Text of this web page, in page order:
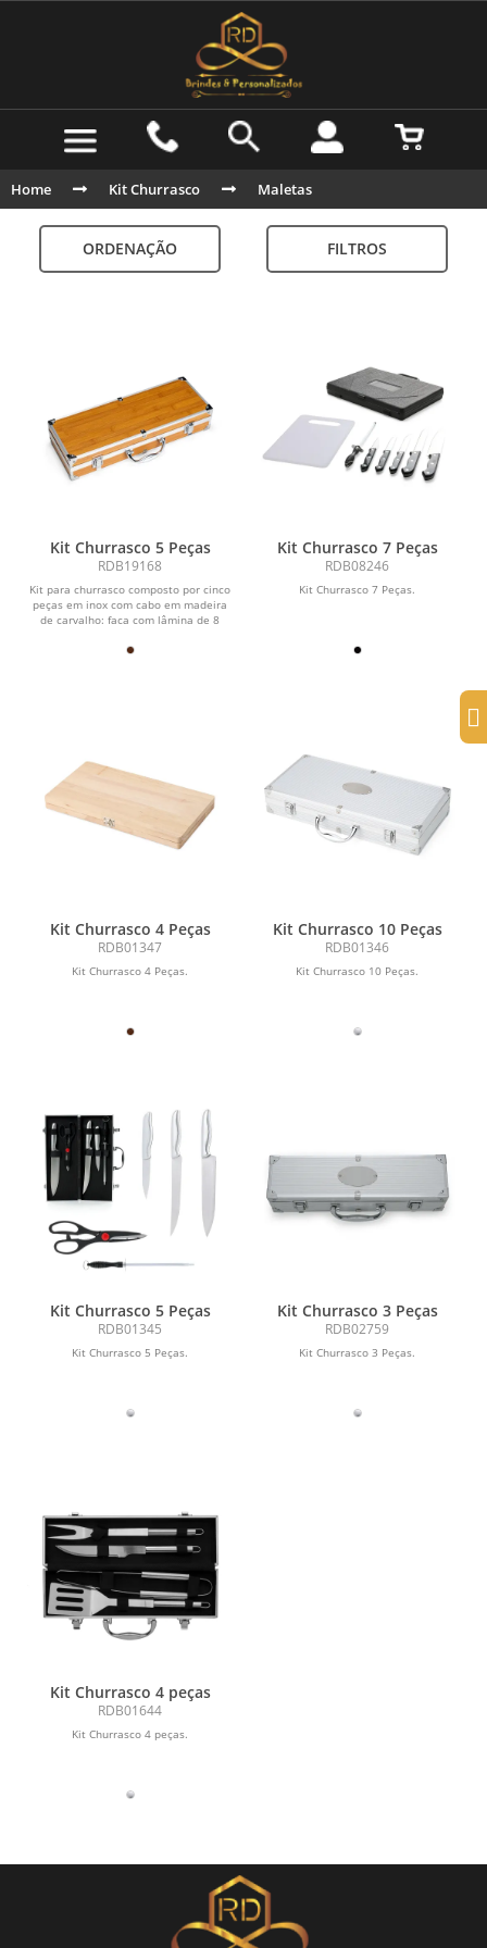
Home Kit Churrasco Maletas
ORDENAÇÃO FILTROS
Kit Churrasco 5 Peças
RDB19168
Kit para churrasco composto por cinco
peças em inox com cabo em madeira
de carvalho: faca com lâmina de 8
Kit Churrasco 7 Peças
RDB08246
Kit Churrasco 7 Peças.
Kit Churrasco 4 Peças
RDB01347
Kit Churrasco 4 Peças.
Kit Churrasco 10 Peças
RDB01346
Kit Churrasco 10 Peças.
Kit Churrasco 5 Peças
RDB01345
Kit Churrasco 5 Peças.
Kit Churrasco 3 Peças
RDB02759
Kit Churrasco 3 Peças.
Kit Churrasco 4 peças
RDB01644
Kit Churrasco 4 peças.